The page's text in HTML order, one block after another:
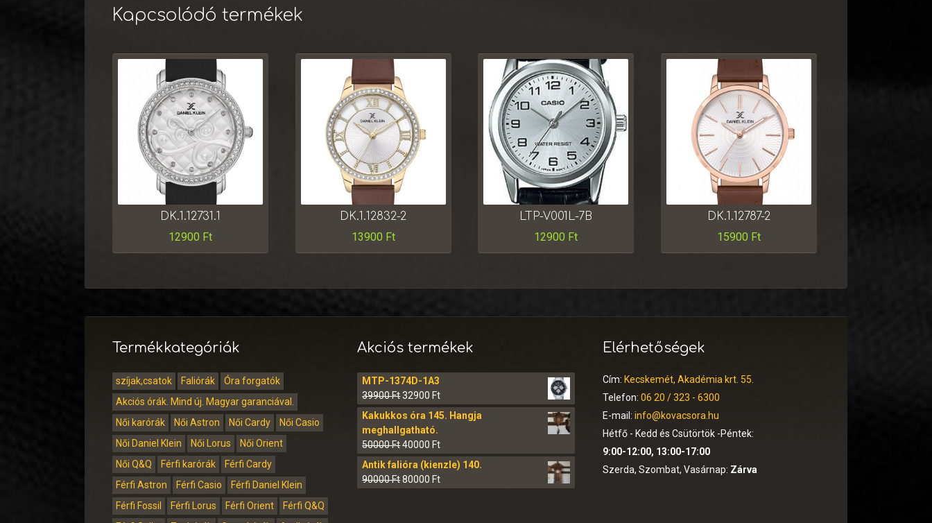
Kapcsolódó termékek
DK.1.12731.1
12900 Ft
DK.1.12832-2
13900 Ft
LTP-V001L-7B
12900 Ft
DK.1.12787-2
15900 Ft
Termékkategóriák
szíjak,csatok Faliórák
Óra forgatók
Akciós órák. Mind új. Magyar garanciával.
Női karórák
Női Astron Női Cardy
Női Casio
Női Daniel Klein
Női Lorus
Női Orient
Női Q&Q
Férfi karórák
Férfi Cardy
Férfi Astron
Férfi Casio
Férfi Daniel Klein
Férfi Fossil
Férfi Lorus Férfi Orient
Férfi Q&Q
Akciós termékek
MTP-1374D-1A3
39900Ft32900 Ft
Kakukkos óra 145. Hangja
meghallgatható.
50000Ft40000 Ft
Antik falióra (kienzle) 140.
90000Ft80000 Ft
Elérhetőségek
Cím: Kecskemét, Akadémia krt. 55.
Telefon: 06 20 / 323 - 6300
E-mail: info@kovacsora.hu
Hétfő - Kedd és Csütörtök -Péntek:
9:00-12:00, 13:00-17:00
Szerda, Szombat, Vasárnap: Zárva